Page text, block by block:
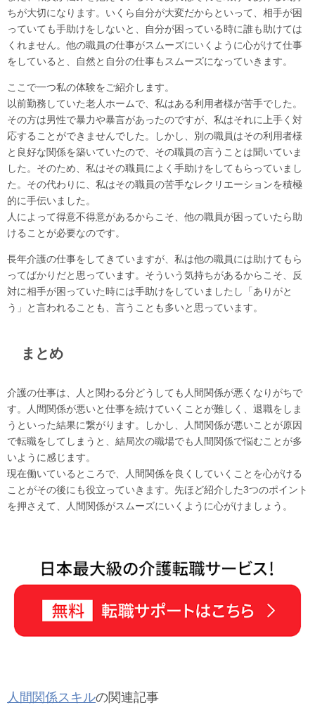
ちが大切になります。いくら自分が大変だからといって、相手が困
っていても手助けをしないと、自分が困っている時に誰も助けては
くれません。他の職員の仕事がスムーズにいくように心がけて仕事
をしていると、自然と自分の仕事もスムーズになっていきます。
ここで一つ私の体験をご紹介します。
以前勤務していた老人ホームで、私はある利用者様が苦手でした。
その方は男性で暴力や暴言があったのですが、私はそれに上手く対
応することができませんでした。しかし、別の職員はその利用者様
と良好な関係を築いていたので、その職員の言うことは聞いていま
した。そのため、私はその職員によく手助けをしてもらっていまし
た。その代わりに、私はその職員の苦手なレクリエーションを積極
的に手伝いました。
人によって得意不得意があるからこそ、他の職員が困っていたら助
けることが必要なのです。
長年介護の仕事をしてきていますが、私は他の職員には助けてもら
ってばかりだと思っています。そういう気持ちがあるからこそ、反
対に相手が困っていた時には手助けをしていましたし「ありがと
う」と言われることも、言うことも多いと思っています。
まとめ
介護の仕事は、人と関わる分どうしても人間関係が悪くなりがちで
す。人間関係が悪いと仕事を続けていくことが難しく、退職をしま
うといった結果に繋がります。しかし、人間関係が悪いことが原因
で転職をしてしまうと、結局次の職場でも人間関係で悩むことが多
いように感じます。
現在働いているところで、人間関係を良くしていくことを心がける
ことがその後にも役立っていきます。先ほど紹介した3つのポイント
を押さえて、人間関係がスムーズにいくように心がけましょう。
人間関係スキルの関連記事